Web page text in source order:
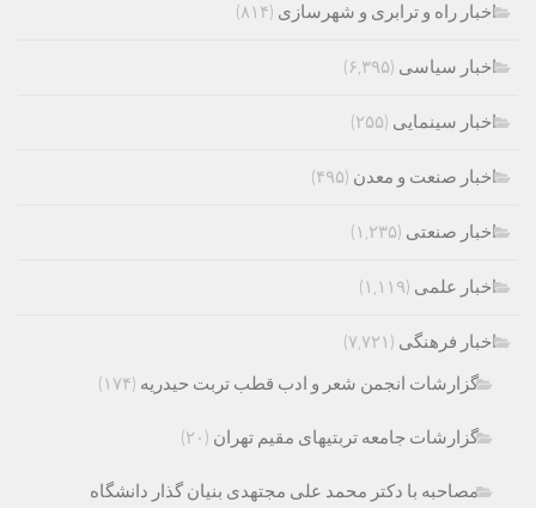
اخبار راه و ترابری و شهرسازی (۸۱۴)
اخبار سیاسی (۶,۳۹۵)
اخبار سینمایی (۲۵۵)
اخبار صنعت و معدن (۴۹۵)
اخبار صنعتی (۱,۲۳۵)
اخبار علمی (۱,۱۱۹)
اخبار فرهنگی (۷,۷۲۱)
گزارشات انجمن شعر و ادب قطب تربت حیدریه (۱۷۴)
گزارشات جامعه تربتیهای مقیم تهران (۲۰)
مصاحبه با دکتر محمد علی مجتهدی بنیان گذار دانشگاه